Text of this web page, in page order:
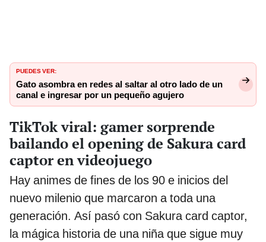
PUEDES VER:
Gato asombra en redes al saltar al otro lado de un
canal e ingresar por un pequeño agujero
TikTok viral: gamer sorprende
bailando el opening de Sakura card
captor en videojuego
Hay animes de fines de los 90 e inicios del
nuevo milenio que marcaron a toda una
generación. Así pasó con Sakura card captor,
la mágica historia de una niña que sigue muy